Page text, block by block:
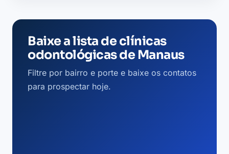
Baixe a lista de clínicas
odontológicas de Manaus
Filtre por bairro e porte e baixe os contatos
para prospectar hoje.